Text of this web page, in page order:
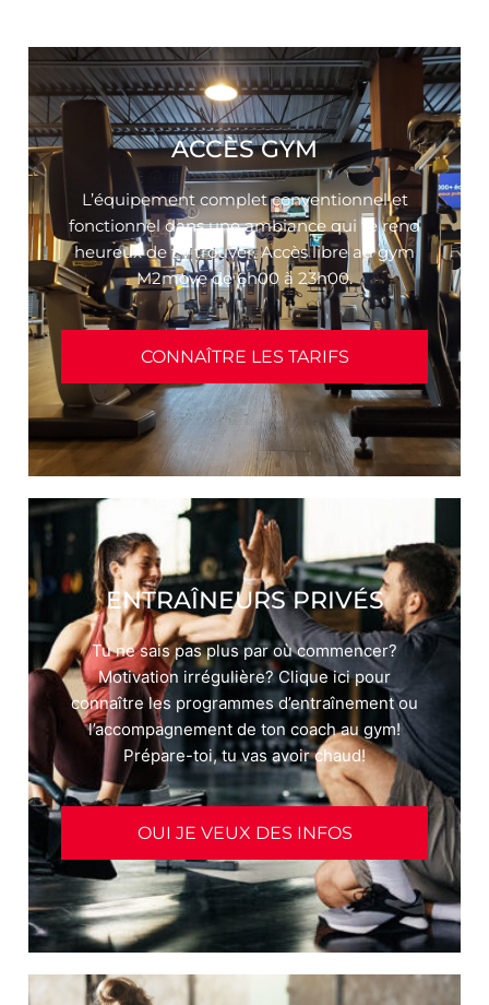
ACCÈS GYM
L’équipement complet conventionnel et
fonctionnel dans une ambiance qui te rend
heureux de t’y trouver. Accès libre au gym
M2move de 6h00 à 23h00.
CONNAÎTRE LES TARIFS
ENTRAÎNEURS PRIVÉS
Tu ne sais pas plus par où commencer?
Motivation irrégulière? Clique ici pour
connaître les programmes d’entraînement ou
l’accompagnement de ton coach au gym!
Prépare-toi, tu vas avoir chaud!
OUI JE VEUX DES INFOS